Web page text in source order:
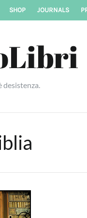
SHOP JOURNALS
desistenza.